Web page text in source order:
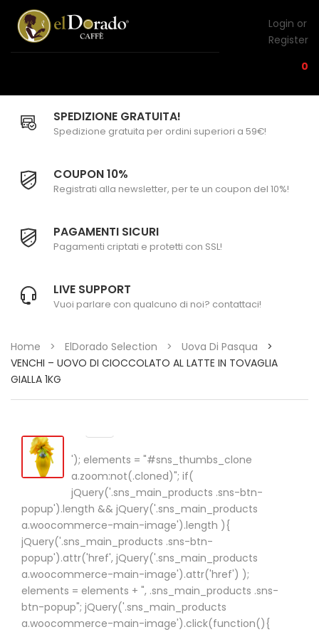
Login or
Register
0
SPEDIZIONE GRATUITA!
Spedizione gratuita per ordini superiori a 59€!
COUPON 10%
Registrati alla newsletter, per te un coupon del 10%!
PAGAMENTI SICURI
Pagamenti criptati e protetti con SSL!
LIVE SUPPORT
Vuoi parlare con qualcuno di noi? contattaci!
Home > ElDorado Selection > Uova Di Pasqua
>
VENCHI – UOVO DI CIOCCOLATO AL LATTE IN TOVAGLIA
GIALLA 1KG
'); elements = "#sns_thumbs_clone
a.zoom:not(.cloned)"; if(
jQuery('.sns_main_products .sns-btn-
popup').length && jQuery('.sns_main_products
a.woocommerce-main-image').length ){
jQuery('.sns_main_products .sns-btn-
popup').attr('href', jQuery('.sns_main_products
a.woocommerce-main-image').attr('href') );
elements = elements + ", .sns_main_products .sns-
btn-popup"; jQuery('.sns_main_products
a.woocommerce-main-image').click(function(){